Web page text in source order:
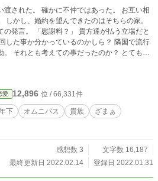
渡された。 確かに不仲ではあった。 お互い相
しかし、婚約を望んできたのはそちらの家。
が払う立場だと
か分かっているのかしら？ 隣国で流行
れとも考えての事だったのか？ とても不
るゆる設定です。 ※※※オムニバス形式。
愛 12,896 位 / 66,331件
下 オムニバス 貴族
ざまぁ
感想数 3
文字数 16,187
最終更新日 2022.02.14
登録日 2022.01.31